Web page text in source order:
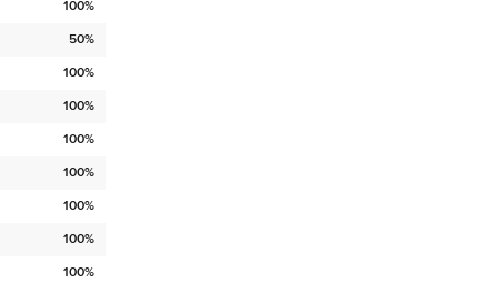
100%
50%
100%
100%
100%
100%
100%
100%
100%